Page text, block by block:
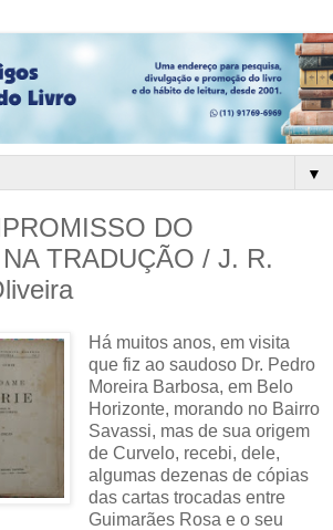
▼
DO
TRADUÇÃO / J. R.
Há muitos anos, em visita
que fiz ao saudoso Dr. Pedro
Moreira Barbosa, em Belo
Horizonte, morando no Bairro
Savassi, mas de sua origem
de Curvelo, recebi, dele,
algumas dezenas de cópias
das cartas trocadas entre
Guimarães Rosa e o seu